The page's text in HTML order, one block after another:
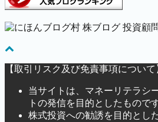
【取引リスク及び免責事項について
当サイトは、マネーリテラシ
トの発信を目的としたものです
株式投資への勧誘を目的とし